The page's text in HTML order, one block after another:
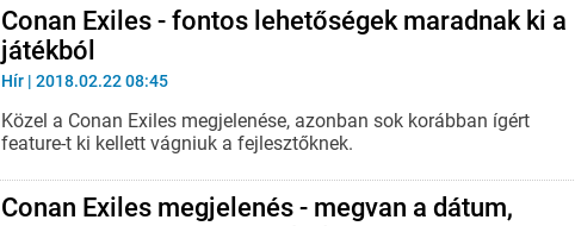
Conan Exiles - fontos lehetőségek maradnak ki a
játékból
Hír | 2018.02.22 08:45
Közel a Conan Exiles megjelenése, azonban sok korábban ígért
feature-t ki kellett vágniuk a fejlesztőknek.
Conan Exiles megjelenés - megvan a dátum,